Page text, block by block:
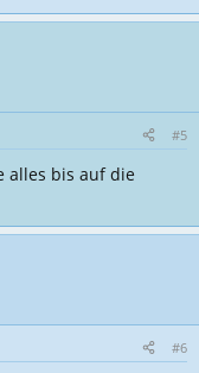
#5
alles bis auf die
#6